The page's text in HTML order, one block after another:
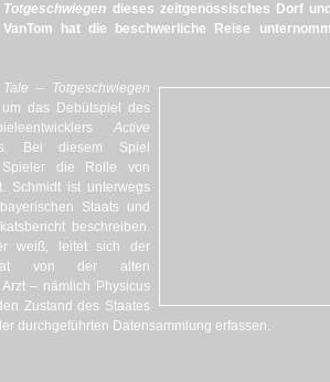
dieses zeitgenössisches Dorf
VanTom hat die beschwerliche Reise
– Totgeschwiegen
das Debütspiel des
Active
. Bei diesem Spiel
Spieler die Rolle von
Schmidt ist unterwegs
Staats und
beschreiben.
weiß, leitet sich der
von der alten
– nämlich Physicus
Zustand des Staates
durchgeführten Datensammlung erfassen.